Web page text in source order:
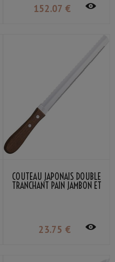
152.07 €
COUTEAU JAPONAIS DOUBLE
TRANCHANT PAIN JAMBON ET
23.75 €